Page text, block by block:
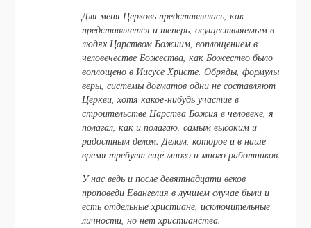
Для меня Церковь представлялась, как
представляется и теперь, осуществляемым в
людях Царством Божиим, воплощением в
человечестве Божества, как Божество было
воплощено в Иисусе Христе. Обряды, формулы
веры, системы догматов одни не составляют
Церкви, хотя какое-нибудь участие в
строительстве Царства Божия в человеке, я
полагал, как и полагаю, самым высоким и
радостным делом. Делом, которое и в наше
время требует ещё много и много работников.
У нас ведь и после девятнадцати веков
проповеди Евангелия в лучшем случае были и
есть отдельные христиане, исключительные
личности, но нет христианства.